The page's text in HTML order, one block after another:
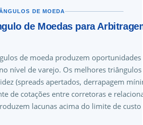
DE MOEDA
de Moedas para
de moeda produzem oportunidades
nível de varejo. Os melhores triângulos
(spreads apertados, derrapagem
de cotações entre corretoras e
lacunas acima do limite de custo